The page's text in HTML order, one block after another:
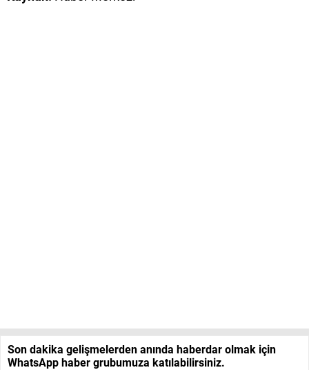
Son dakika gelişmelerden anında haberdar olmak için
WhatsApp haber grubumuza katılabilirsiniz.